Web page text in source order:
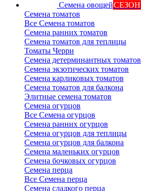
Семена овощейСЕЗОН
Семена томатов
Все Семена томатов
Семена ранних томатов
Семена томатов для теплицы
Томаты Черри
Семена детерминантных томатов
Семена экзотических томатов
Семена карликовых томатов
Семена томатов для балкона
Элитные семена томатов
Семена огурцов
Все Семена огурцов
Семена ранних огурцов
Семена огурцов для теплицы
Семена огурцов для балкона
Семена маленьких огурцов
Семена бочковых огурцов
Семена перца
Все Семена перца
Семена сладкого перца